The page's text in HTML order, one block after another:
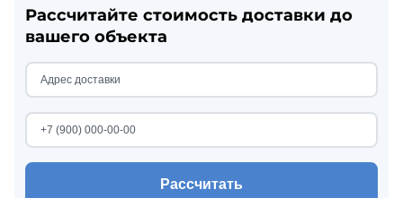
Рассчитайте стоимость доставки до
вашего объекта
Рассчитать